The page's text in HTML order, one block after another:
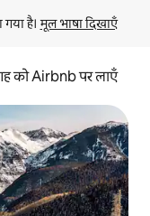
है। मूल भाषा दिखाएँ
को Airbnb पर लाएँ